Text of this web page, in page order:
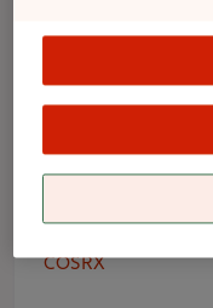
Light
50ml
Varumärke
COSRX